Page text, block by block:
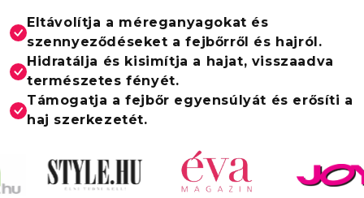
Eltávolítja a méreganyagokat és
szennyeződéseket a fejbőrről és hajról.
Hidratálja és kisimítja a hajat, visszaadva
természetes fényét.
Támogatja a fejbőr egyensúlyát és erősíti a
haj szerkezetét.